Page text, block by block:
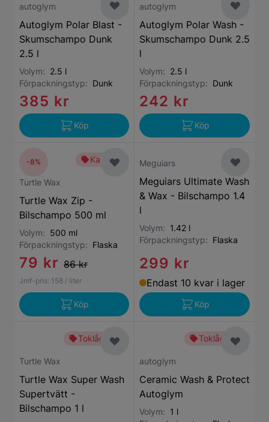
autoglym
Autoglym Polar Blast -
Skumschampo Dunk
2.5 l
Volym: 2.5 l
Förpackningstyp: Dunk
385 kr
Köp
autoglym
Autoglym Polar Wash -
Skumschampo Dunk 2.5
l
Volym: 2.5 l
Förpackningstyp: Dunk
242 kr
Köp
Kampanj
Turtle Wax
Turtle Wax Zip -
Bilschampo 500 ml
Volym: 500 ml
Förpackningstyp: Flaska
79 kr 86 kr
Jmf-pris: 158 / liter
-8%
Köp
Meguiars
Meguiars Ultimate Wash
& Wax - Bilschampo 1.4
l
Volym: 1.42 l
Förpackningstyp: Flaska
299 kr
Endast 10 kvar i lager
Köp
Toklågt pris
Turtle Wax
Turtle Wax Super Wash
Supertvätt -
Bilschampo 1 l
Toklågt pris
autoglym
Ceramic Wash & Protect
Autoglym
Volym: 1 l